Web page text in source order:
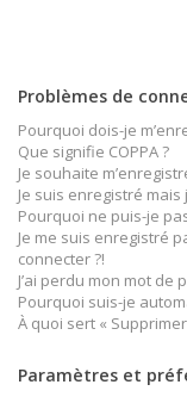
Problèmes de
Pourquoi dois-je
Que signifie COPPA ?
Je souhaite
Je suis enregistré
Pourquoi ne puis-je
Je me suis enregistré
connecter ?!
J’ai perdu mon mot de
Pourquoi suis-je
À quoi sert «
Paramètres et